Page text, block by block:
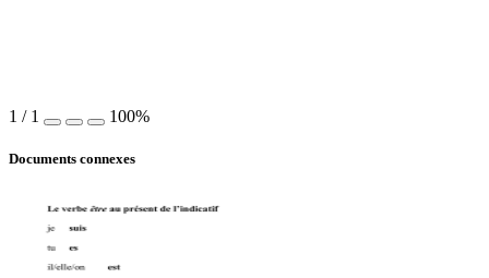
1 / 1 100%
Documents connexes